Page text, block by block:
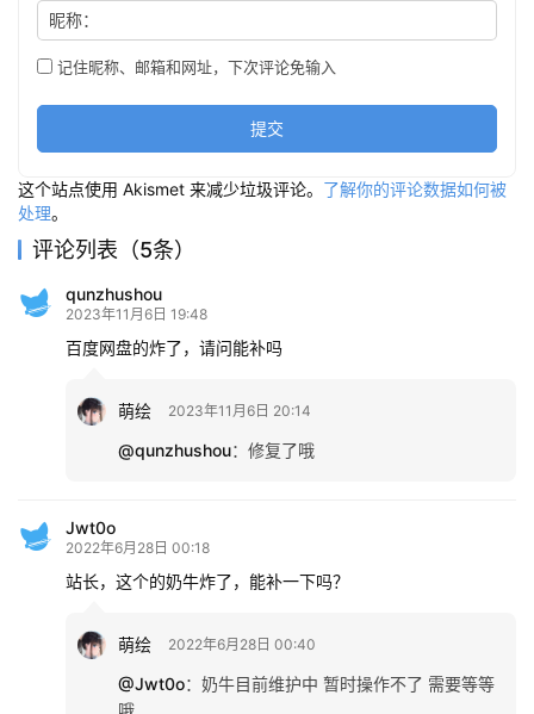
昵称：
记住昵称、邮箱和网址，下次评论免输入
提交
这个站点使用 Akismet 来减少垃圾评论。 了解你的评论数据如何被
处理。
评论列表（5条）
qunzhushou
2023年11月6日 19:48
百度网盘的炸了，请问能补吗
萌绘 2023年11月6日 20:14
@qunzhushou： 修复了哦
Jwt0o
2022年6月28日 00:18
站长，这个的奶牛炸了，能补一下吗？
萌绘 2022年6月28日 00:40
@Jwt0o： 奶牛目前维护中 暂时操作不了 需要等等